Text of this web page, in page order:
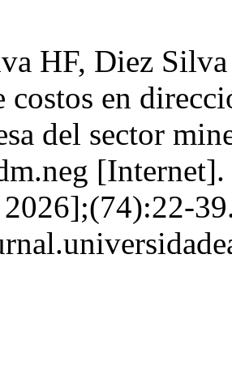
HF, Diez
costos en
del sector
2026];(74):22-